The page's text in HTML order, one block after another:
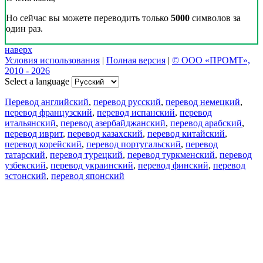
Но сейчас вы можете переводить только 5000 символов за
один раз.
наверх
Условия использования | Полная версия | © ООО «ПРОМТ»,
2010 - 2026
Select a language
Перевод английский, перевод русский, перевод немецкий,
перевод французский, перевод испанский, перевод
итальянский, перевод азербайджанский, перевод арабский,
перевод иврит, перевод казахский, перевод китайский,
перевод корейский, перевод португальский, перевод
татарский, перевод турецкий, перевод туркменский, перевод
узбекский, перевод украинский, перевод финский, перевод
эстонский, перевод японский